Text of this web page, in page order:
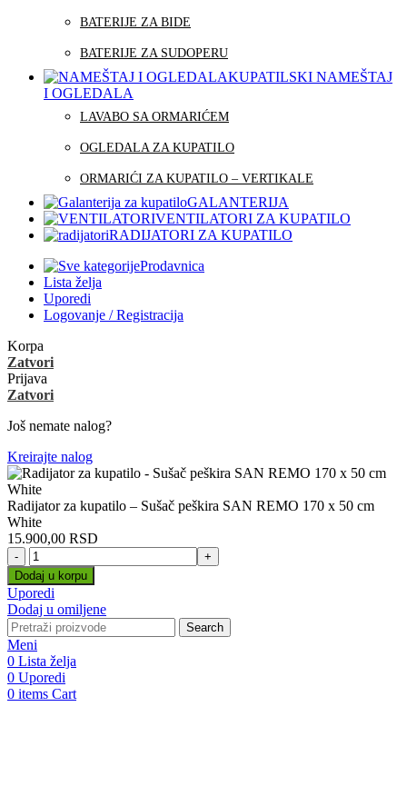
BATERIJE ZA BIDE
BATERIJE ZA SUDOPERU
KUPATILSKI NAMEŠTAJ
I OGLEDALA
LAVABO SA ORMARIĆEM
OGLEDALA ZA KUPATILO
ORMARIĆI ZA KUPATILO – VERTIKALE
GALANTERIJA
VENTILATORI ZA KUPATILO
RADIJATORI ZA KUPATILO
Prodavnica
Lista želja
Uporedi
Logovanje / Registracija
Korpa
Zatvori
Prijava
Zatvori
Još nemate nalog?
Kreirajte nalog
Radijator za kupatilo – Sušač peškira SAN REMO 170 x 50 cm
White
15.900,00 RSD
Radijator
za
kupatilo
-
Sušač
peškira
SAN
REMO
170
x
Dodaj u korpu
Uporedi
Dodaj u omiljene
Search
Meni
0 Lista želja
0 Uporedi
0 items Cart